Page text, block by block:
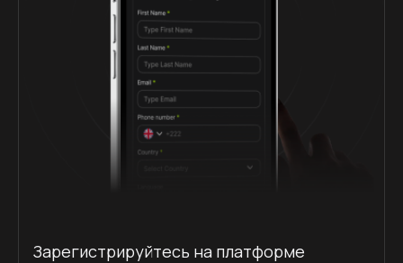
Зарегистрируйтесь на платформе